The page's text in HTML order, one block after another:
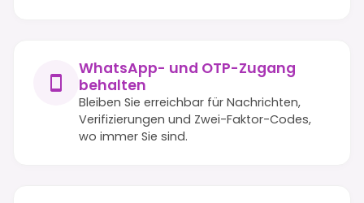
WhatsApp- und OTP-Zugang
behalten
Bleiben Sie erreichbar für Nachrichten,
Verifizierungen und Zwei-Faktor-Codes,
wo immer Sie sind.